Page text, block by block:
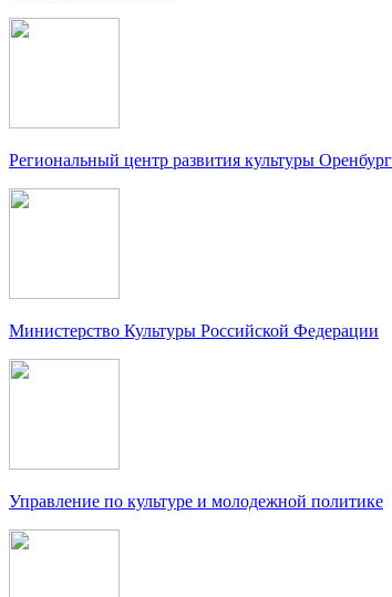
Региональный центр развития культуры
Министерство Культуры Российской Федерации
Управление по культуре и молодежной политике